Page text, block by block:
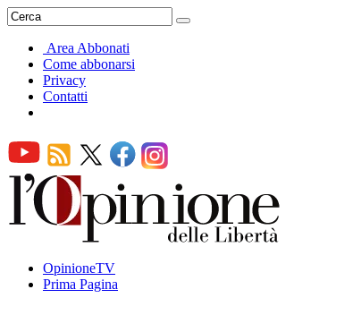
Area Abbonati
Come abbonarsi
Privacy
Contatti
OpinioneTV
Prima Pagina